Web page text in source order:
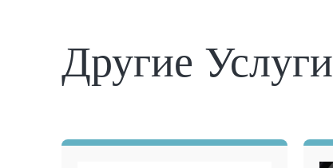
Другие Услуги